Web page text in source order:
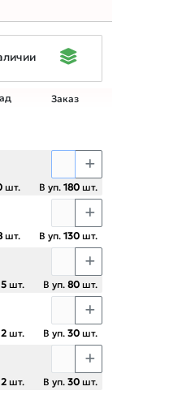
Заказ
шт. В уп. 180 шт.
шт. В уп. 130 шт.
5 шт. В уп. 80 шт.
2 шт. В уп. 30 шт.
2 шт. В уп. 30 шт.